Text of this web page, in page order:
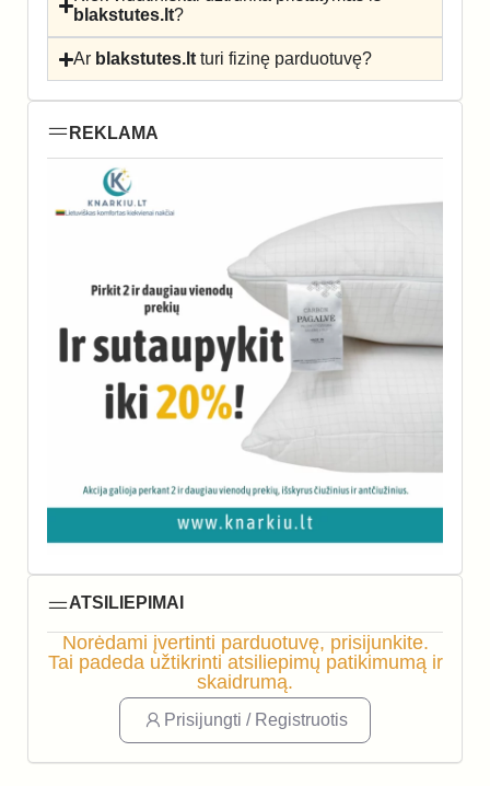
blakstutes.lt?
Ar blakstutes.lt turi fizinę parduotuvę?
REKLAMA
ATSILIEPIMAI
Norėdami įvertinti parduotuvę, prisijunkite.
Tai padeda užtikrinti atsiliepimų patikimumą ir
skaidrumą.
Prisijungti / Registruotis